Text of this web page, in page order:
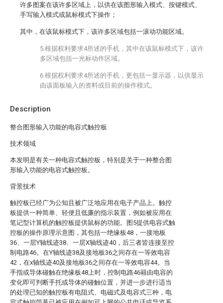
Description
整合图形输入功能的电容式触控板
技术领域
本发明是有关一种电容式触控板，特别是关于一种整合图
形输入功能的电容式触控板。
背景技术
触控板已经广为公知且被广泛地应用在电子产品上。触控
板提供一种简单、轻便且低廉的指示装置，例如被应用在
笔记型计算机的触控板提供鼠标的功能。图5提供电容式触
控板的操作原理示意图，其包括一绝缘板48，一接地板
36、一层Y轴线迹38、一层X轴线迹40，后三者皆连接至控
制电路46。在Y轴线迹38及接地板36之间存在一等效电容
42，在x轴线迹40及接地板36之间存在一等效电容44。当
手指或导体碰触在绝缘板48上时，控制电路46籍由电容的
变化即可判断手托或导体的碰触位置，并进一步进行适当
的处理已知的触控板有电阻式、电磁式及电容式三种，电
许多图案在该许多区域上，以供在该图形输入模式、按键模式、
手写输入模式或鼠标模式下操作；
其中，在该鼠标模式下，该许多区域包括一滚动功能区域。
5.根据权利要求4所述的手机，其中在该鼠标模式下，该许
多区域包括一光标动作区域。
6.根据权利要求4所述的手机，更包括一显示器，以供显示
由该面板输入的资料或目前的操作模式。